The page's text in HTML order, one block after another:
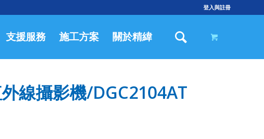
登入與註冊
支援服務 施工方案 關於精緯
線攝影機/DGC2104AT